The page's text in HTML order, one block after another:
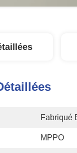
Fabriqué
MPPO